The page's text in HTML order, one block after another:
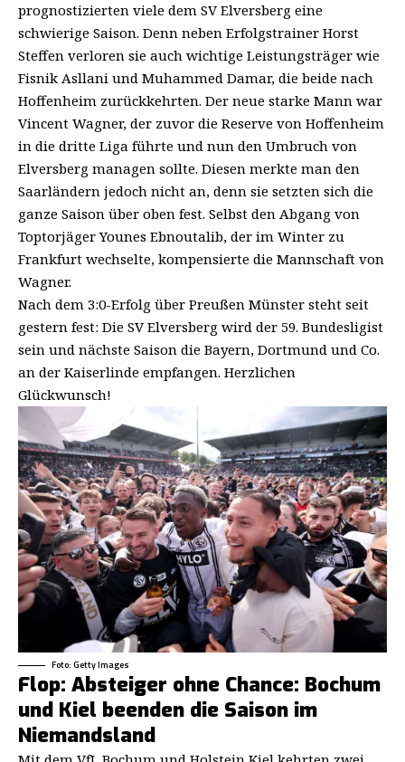
prognostizierten viele dem SV Elversberg eine
schwierige Saison. Denn neben Erfolgstrainer Horst
Steffen verloren sie auch wichtige Leistungsträger wie
Fisnik Asllani und Muhammed Damar, die beide nach
Hoffenheim zurückkehrten. Der neue starke Mann war
Vincent Wagner, der zuvor die Reserve von Hoffenheim
in die dritte Liga führte und nun den Umbruch von
Elversberg managen sollte. Diesen merkte man den
Saarländern jedoch nicht an, denn sie setzten sich die
ganze Saison über oben fest. Selbst den Abgang von
Toptorjäger Younes Ebnoutalib, der im Winter zu
Frankfurt wechselte, kompensierte die Mannschaft von
Wagner.
Nach dem 3:0-Erfolg über Preußen Münster steht seit
gestern fest: Die SV Elversberg wird der 59. Bundesligist
sein und nächste Saison die Bayern, Dortmund und Co.
an der Kaiserlinde empfangen. Herzlichen
Glückwunsch!
Foto: Getty Images
Flop: Absteiger ohne Chance: Bochum
und Kiel beenden die Saison im
Niemandsland